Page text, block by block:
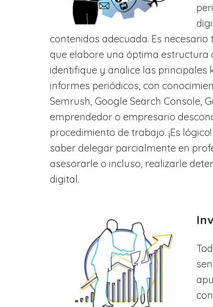
contenidos adecuada. Es
que elabore una óptima estructura
identifique y analice las
informes periódicos, con
Semrush, Google Search Console,
emprendedor o empresario
procedimiento de trabajo. ¡Es
saber delegar parcialmente en
asesorarle o incluso, realizarle
digital.